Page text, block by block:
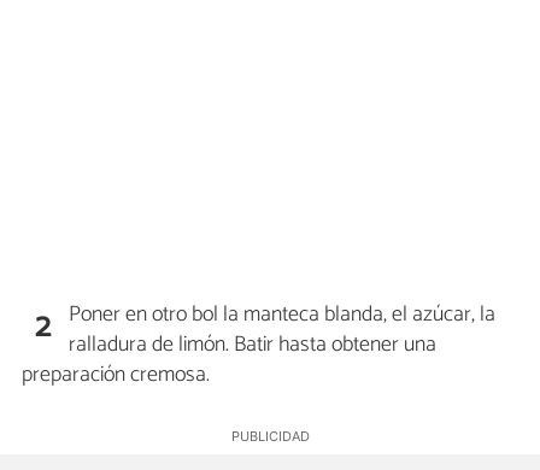
2 Poner en otro bol la manteca blanda, el azúcar, la
ralladura de limón. Batir hasta obtener una
preparación cremosa.